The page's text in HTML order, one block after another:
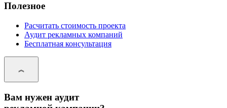
Полезное
Расчитать стоимость проекта
Аудит рекламных компаний
Бесплатная консультация
Вам нужен аудит